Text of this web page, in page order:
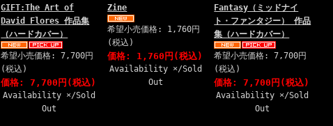
GIFT:The Art of
David Flores 作品集
（ハードカバー）
希望小売価格: 7,700円
(税込)
価格: 7,700円(税込)
Availability ×/Sold
Out
Zine
希望小売価格: 1,760円
(税込)
価格: 1,760円(税込)
Availability ×/Sold
Out
Fantasy（ミッドナイ
ト・ファンタジー） 作品
集（ハードカバー）
希望小売価格: 7,700円
(税込)
価格: 7,700円(税込)
Availability ×/Sold
Out